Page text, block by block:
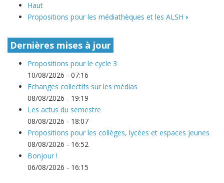
Haut
Propositions pour les médiathèques et les ALSH ›
Dernières mises à jour
Propositions pour le cycle 3
10/08/2026 - 07:16
Echanges collectifs sur les médias
08/08/2026 - 19:19
Les actus du semestre
08/08/2026 - 18:07
Propositions pour les collèges, lycées et espaces jeunes
08/08/2026 - 16:52
Bonjour !
06/08/2026 - 16:15